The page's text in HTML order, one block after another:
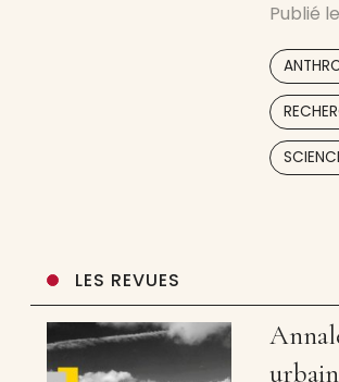
la suite,
Marie-
thèmes
Publié le
LES REVUES